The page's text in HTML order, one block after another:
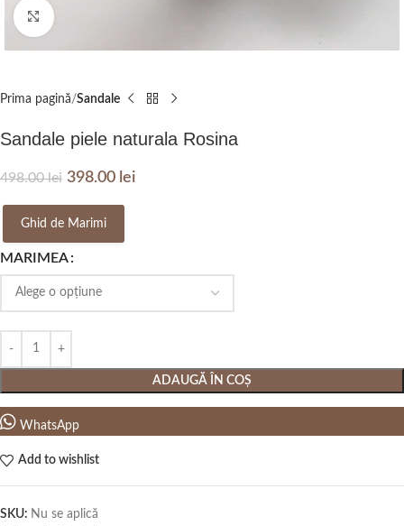
Prima pagină Sandale
Sandale piele naturala Rosina
498.00lei 398.00 lei
Ghid de Marimi
MARIMEA
ADAUGĂ ÎN COȘ
WhatsApp
Add to wishlist
SKU: Nu se aplică